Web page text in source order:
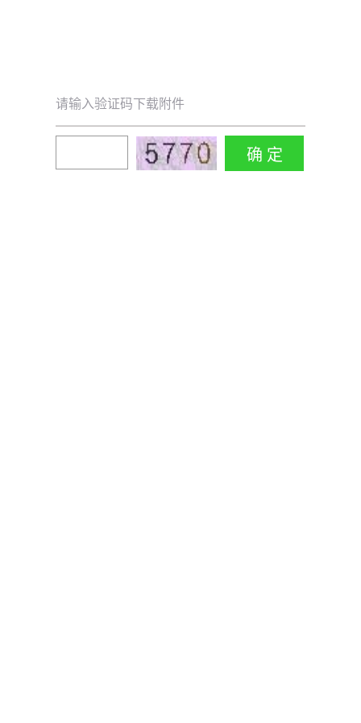
请输入验证码下载附件